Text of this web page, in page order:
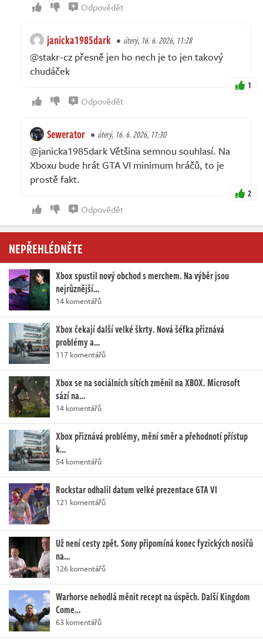
Odpovědět
janicka1985dark úterý, 16. 6. 2026, 11:28
@stakr-cz přesně jen ho nech je to jen takový
chudáček
1
Odpovědět
Sewerator úterý, 16. 6. 2026, 11:30
@janicka1985dark Většina semnou souhlasí. Na
Xboxu bude hrát GTA VI minimum hráčů, to je
prostě fakt.
2
Odpovědět
NEPŘEHLÉDNĚTE
Xbox spustil nový obchod s merchem. Na výběr jsou
nejrůznější…
14 komentářů
Xbox čekají další velké škrty. Nová šéfka přiznává
problémy a…
117 komentářů
Xbox se na sociálních sítích změnil na XBOX. Microsoft
sází na…
14 komentářů
Xbox přiznává problémy, mění směr a přehodnotí přístup
k…
54 komentářů
Rockstar odhalil datum velké prezentace GTA VI
121 komentářů
Už není cesty zpět. Sony připomíná konec fyzických nosičů
na…
126 komentářů
Warhorse nehodlá měnit recept na úspěch. Další Kingdom
Come…
63 komentářů